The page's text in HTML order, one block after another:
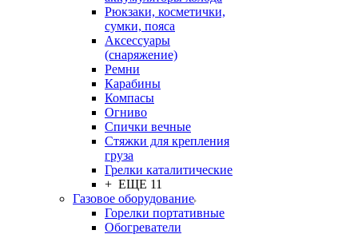
Рюкзаки, косметички,
сумки, пояса
Аксессуары
(снаряжение)
Ремни
Карабины
Компасы
Огниво
Спички вечные
Стяжки для крепления
груза
Грелки каталитические
+ ЕЩЕ 11
Газовое оборудование
Горелки портативные
Обогреватели